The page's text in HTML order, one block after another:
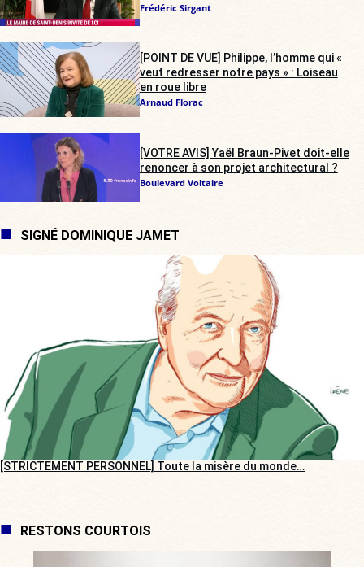
Frédéric Sirgant
[POINT DE VUE] Philippe, l’homme qui «
veut redresser notre pays » : Loiseau
en roue libre
Arnaud Florac
[VOTRE AVIS] Yaël Braun-Pivet doit-elle
renoncer à son projet architectural ?
Boulevard Voltaire
SIGNÉ DOMINIQUE JAMET
[STRICTEMENT PERSONNEL] Toute la misère du monde…
RESTONS COURTOIS